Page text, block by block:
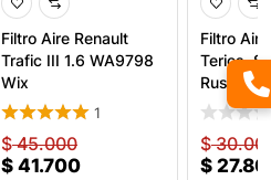
Filtro Aire Renault
Trafic III 1.6 WA9798
Wix
1
$45.000
$ 41.700
Filtro
Terios,
Rush 1.5
$
$